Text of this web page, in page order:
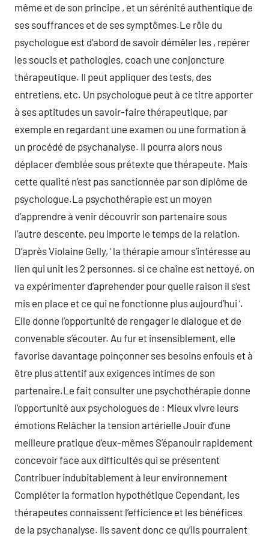
même et de son principe , et un sérénité authentique de
ses souffrances et de ses symptômes.Le rôle du
psychologue est d’abord de savoir démêler les , repérer
les soucis et pathologies, coach une conjoncture
thérapeutique. Il peut appliquer des tests, des
entretiens, etc. Un psychologue peut à ce titre apporter
à ses aptitudes un savoir-faire thérapeutique, par
exemple en regardant une examen ou une formation à
un procédé de psychanalyse. Il pourra alors nous
déplacer d’emblée sous prétexte que thérapeute. Mais
cette qualité n’est pas sanctionnée par son diplôme de
psychologue.La psychothérapie est un moyen
d’apprendre à venir découvrir son partenaire sous
l’autre descente, peu importe le temps de la relation.
D’après Violaine Gelly, ‘ la thérapie amour s’intéresse au
lien qui unit les 2 personnes. si ce chaîne est nettoyé, on
va expérimenter d’aprehender pour quelle raison il s’est
mis en place et ce qui ne fonctionne plus aujourd’hui ‘.
Elle donne l’opportunité de rengager le dialogue et de
convenable s’écouter. Au fur et insensiblement, elle
favorise davantage poinçonner ses besoins enfouis et à
être plus attentif aux exigences intimes de son
partenaire.Le fait consulter une psychothérapie donne
l’opportunité aux psychologues de : Mieux vivre leurs
émotions Relâcher la tension artérielle Jouir d’une
meilleure pratique d’eux-mêmes S’épanouir rapidement
concevoir face aux difficultés qui se présentent
Contribuer indubitablement à leur environnement
Compléter la formation hypothétique Cependant, les
thérapeutes connaissent l’efficience et les bénéfices
de la psychanalyse. Ils savent donc ce qu’ils pourraient